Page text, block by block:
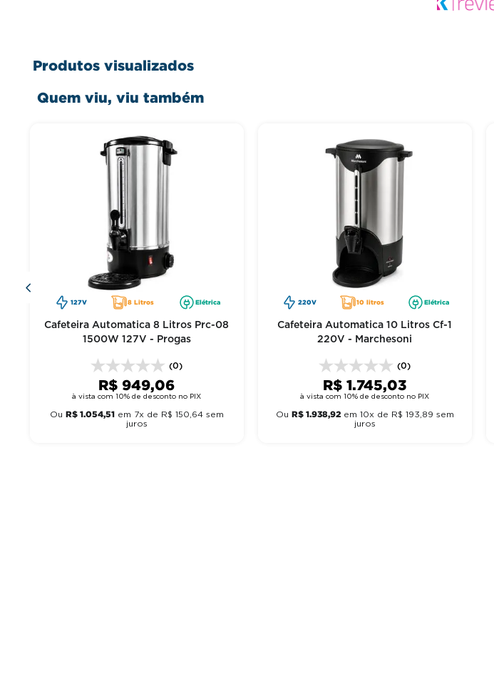
Produtos visualizados
Quem viu, viu também
127V 8 Litros Elétrica
Cafeteira Automatica 8 Litros Prc-08
1500W 127V - Progas
(0)
R$ 949,06
à vista com 10% de desconto no PIX
Ou R$ 1.054,51em 7x de R$ 150 64sem
juros
220V 10 litros Elétrica
Cafeteira Automatica 10 Litros Cf-1
220V - Marchesoni
(0)
R$ 1.745,03
à vista com 10% de desconto no PIX
Ou R$ 1.938,92em 10x de R$ 193 89 sem
juros